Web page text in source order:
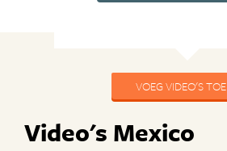
VOEG VIDEO'S TOE
Video's Mexico